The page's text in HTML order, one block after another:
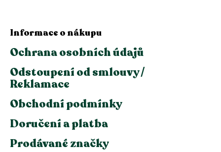
Informace o nákupu
Ochrana osobních údajů
Odstoupení od smlouvy /
Reklamace
Obchodní podmínky
Doručení a platba
Prodávané značky